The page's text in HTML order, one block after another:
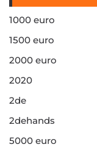
1000 euro
1500 euro
2000 euro
2020
2de
2dehands
5000 euro